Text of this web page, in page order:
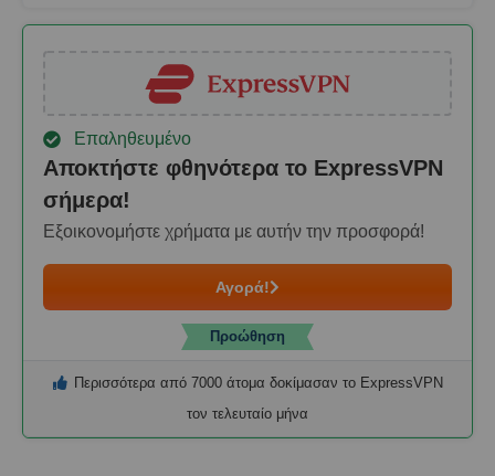
Επαληθευμένο
Αποκτήστε φθηνότερα το ExpressVPN
σήμερα!
Εξοικονομήστε χρήματα με αυτήν την προσφορά!
Αγορά!
Προώθηση
Περισσότερα από 7000 άτομα δοκίμασαν το ExpressVPN
τον τελευταίο μήνα